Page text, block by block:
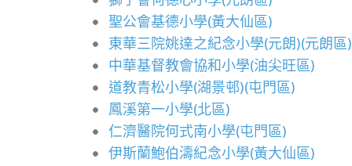
聖公會基德小學(黃大仙區)
東華三院姚達之紀念小學(元朗)(元朗區)
中華基督教會協和小學(油尖旺區)
道教青松小學(湖景邨)(屯門區)
鳳溪第一小學(北區)
仁濟醫院何式南小學(屯門區)
伊斯蘭鮑伯濤紀念小學(黃大仙區)